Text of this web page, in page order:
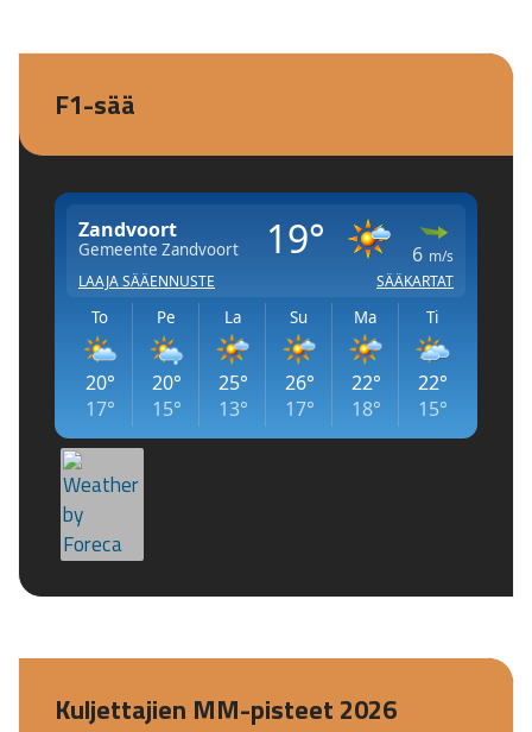
F1-sää
Kuljettajien MM-pisteet 2026